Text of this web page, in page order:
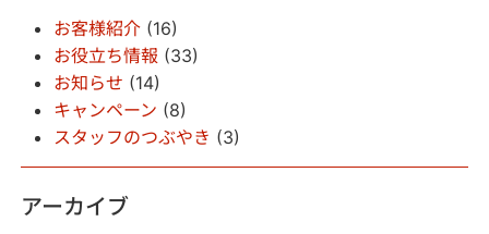
お客様紹介(16)
お役立ち情報 (33)
お知らせ (14)
キャンペーン (8)
スタッフのつぶやき (3)
アーカイブ